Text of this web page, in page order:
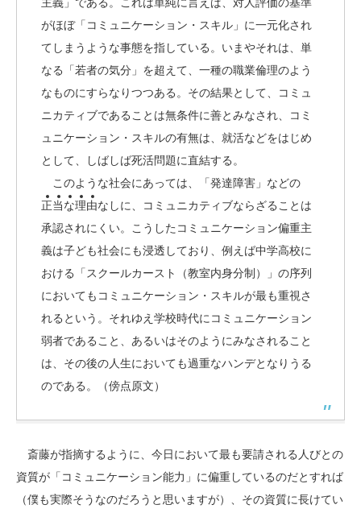
がほぼ「コミュニケーション・スキル」に一元化され
てしまうような事態を指している。いまやそれは、単
なる「若者の気分」を超えて、一種の職業倫理のよう
なものにすらなりつつある。その結果として、コミュ
ニカティブであることは無条件に善とみなされ、コミ
ュニケーション・スキルの有無は、就活などをはじめ
として、しばしば死活問題に直結する。
このような社会にあっては、「発達障害」などの
正当な理由なしに、コミュニカティブならざることは
承認されにくい。こうしたコミュニケーション偏重主
義は子ども社会にも浸透しており、例えば中学高校に
おける「スクールカースト（教室内身分制）」の序列
においてもコミュニケーション・スキルが最も重視さ
れるという。それゆえ学校時代にコミュニケーション
弱者であること、あるいはそのようにみなされること
は、その後の人生においても過重なハンデとなりうる
のである。（傍点原文）
斎藤が指摘するように、今日において最も要請される人びとの
資質が「コミュニケーション能力」に偏重しているのだとすれば
（僕も実際そうなのだろうと思いますが）、その資質に長けてい